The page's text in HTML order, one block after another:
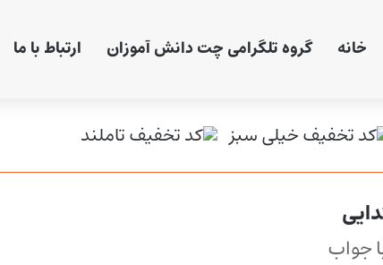
خانه گروه تلگرامی چت دانش آموزان ارتباط با ما
جواب